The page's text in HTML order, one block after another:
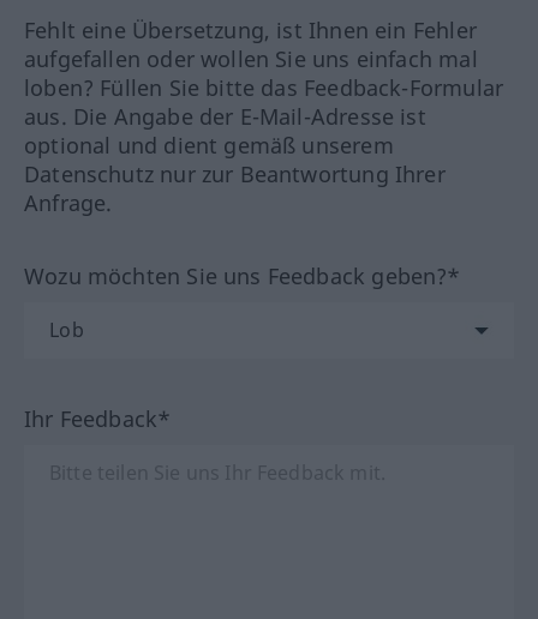
Fehlt eine Übersetzung, ist Ihnen ein Fehler
aufgefallen oder wollen Sie uns einfach mal
loben? Füllen Sie bitte das Feedback-Formular
aus. Die Angabe der E-Mail-Adresse ist
optional und dient gemäß unserem
Datenschutz nur zur Beantwortung Ihrer
Anfrage.
Wozu möchten Sie uns Feedback geben?*
Ihr Feedback*